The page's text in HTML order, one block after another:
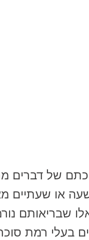
של דברים
או שעתיים
שבריאותם
בעלי רמת